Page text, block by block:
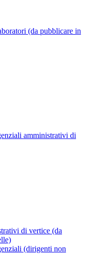
(da pubblicare in
amministrativi di
di vertice (da
(dirigenti non